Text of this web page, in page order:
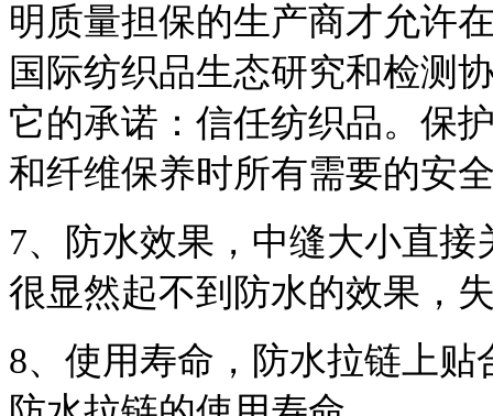
明质量担保的生产商才允许
国际纺织品生态研究和检测
它的承诺：信任纺织品。保
和纤维保养时所有需要的安
7、防水效果，中缝大小直
很显然起不到防水的效果，
8、使用寿命，防水拉链上